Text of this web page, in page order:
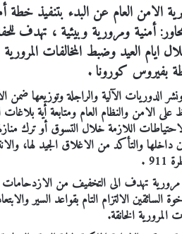
الامن العام عن البدء بتنفيذ خطة
أمنية ومرورية وبيئية ، تهدف
ايام العيد وضبط المخالفات
بفيروس كورونا .
الدوريات الآلية والراجلة وتوزيعها
على الامن والنظام العام ومتابعة أية
اللازمة خلال التسوق أو ترك
والتأكد من الاغلاق الجيد لها،
.
تهدف الى التخفيف من الازدحامات
السائقين الالتزام التام بقواعد السير
الخانقة.